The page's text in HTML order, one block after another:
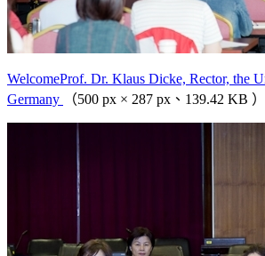
WelcomeProf. Dr. Klaus Dicke, Rector, the
Germany
（500 px × 287 px、139.42 KB ）